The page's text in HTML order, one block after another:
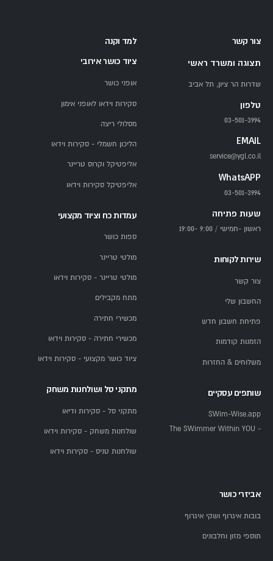
צור קשר
תצוגה ומשרד ראשי
שדרות הר ציון, תל אביב
טלפון
03-501-3994
EMAIL
service@ygl.co.il
WhatsAPP
03-501-3994
שעות פתיחה
ראשון -חמישי / 9:00 -19:00
שירות לקוחות
צור קשר
החשבון שלי
פתיחת חשבון חדש
הזמנות קודמות
משלוחים & החזרות
שותפים עסקיים
SWim-Wise.app
- The SWimmer Within YOU
למד וקנה
ציוד כושר אירובי
אופני כושר
סקירות וידאו לאופני אימון
מסלולי ריצה
הליכון חשמלי - סקירות וידאו
אליפטיקל וקרוס טריינר
אליפטיקל סקירות וידאו
עמדות כח וציוד מקצועי
ספות כושר
מולטי טריינר
מולטי טריינר - סקירות וידאו
מתח מקבילים
מכשירי חתירה
מכשירי חתירה - סקירות וידאו
ציוד כושר מקצועי - סקירות וידאו
מתקני סל ושולחנות משחק
מתקני סל - סקירות ודיאו
שולחנות משחק - סקירות וידאו
שולחנות טניס - סקירות וידאו
אביזרי כושר
בובות איגרוף ושקי איגרוף
תוספי מזון וחלבונים